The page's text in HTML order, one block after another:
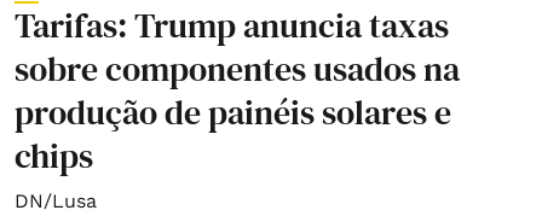
Tarifas: Trump anuncia taxas
sobre componentes usados na
produção de painéis solares e
chips
DN/Lusa